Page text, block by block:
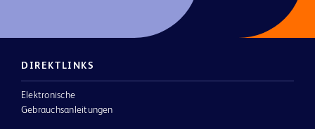
DIREKTLINKS
Elektronische
Gebrauchsanleitungen